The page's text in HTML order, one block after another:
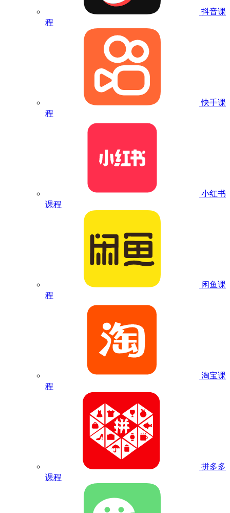
抖音课
程
快手课
程
小红书
课程
闲鱼课
程
淘宝课
程
拼多多
课程